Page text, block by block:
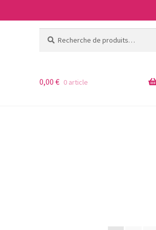
pour :
0,00 € 0 article